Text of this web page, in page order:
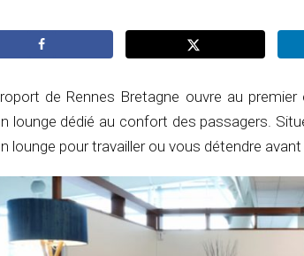
de Rennes Bretagne ouvre au
lounge dédié au confort des passagers.
lounge pour travailler ou vous détendre